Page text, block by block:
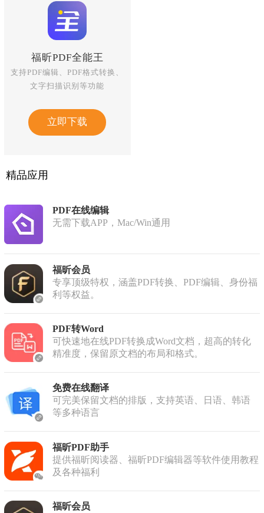
福昕PDF全能王
支持PDF编辑、PDF格式转换、
文字扫描识别等功能
立即下载
精品应用
PDF在线编辑
无需下载APP，Mac/Win通用
福昕会员
专享顶级特权，涵盖PDF转换、PDF编辑、身份福
利等权益。
PDF转Word
可快速地在线PDF转换成Word文档，超高的转化
精准度，保留原文档的布局和格式。
免费在线翻译
可完美保留文档的排版，支持英语、日语、韩语
等多种语言
福昕PDF助手
提供福昕阅读器、福昕PDF编辑器等软件使用教程
及各种福利
福昕会员